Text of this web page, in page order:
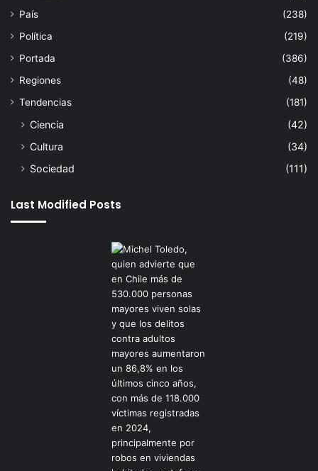
País
(238)
Política
(219)
Portada
(386)
Regiones
(48)
Tendencias
(181)
Ciencia
(42)
Cultura
(34)
Sociedad
(111)
Last Modified Posts